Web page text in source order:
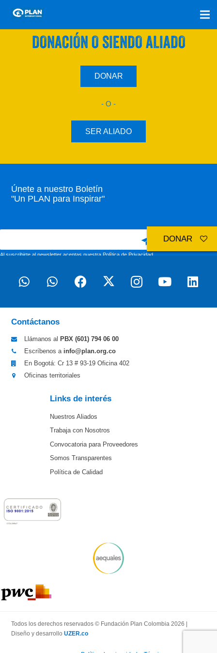
SÚMATE A NUESTRO PLAN CON UNA
DONACIÓN O SIENDO ALIADO
DONAR
- O -
SER ALIADO
Únete a nuestro Boletín
"Un PLAN para Inspirar"
Al suscribirte al newsletter aceptas nuestraPolítica de Privacidad
Contáctanos
Llámanos al PBX (601) 794 06 00
Escríbenos a info@plan.org.co
En Bogotá: Cr 13 # 93-19 Oficina 402
Oficinas territoriales
Links de interés
Nuestros Aliados
Trabaja con Nosotros
Convocatoria para Proveedores
Somos Transparentes
Política de Calidad
Todos los derechos reservados © Fundación Plan Colombia 2026 |
Diseño y desarrollo UZER.co
DONAR